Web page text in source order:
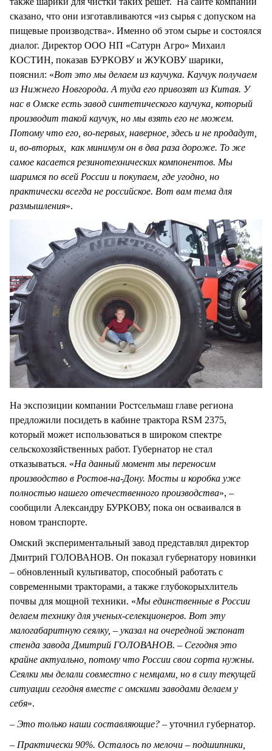
сказано, что они изготавливаются «из сырья с допуском на
пищевые производства». Именно об этом сырье и состоялся
диалог. Директор ООО НП «Сатурн Агро» Михаил
КОСТИН, показав БУРКОВУ и ЖУКОВУ шарики,
пояснил: «Вот это мы делаем из каучука. Каучук получаем
из Нижнего Новгорода. А туда его привозят из Китая. У
нас в Омске есть завод синтетического каучука, который
производит такой каучук, но мы взять его не можем.
Потому что его, во-первых, наверное, здесь и не продадут,
и, во-вторых, как минимум он в два раза дороже. То же
самое касается резинотехнических компонентов. Мы
шаримся по всей России и покупаем, где угодно, но
практически всегда не российское. Вот вам тема для
размышления».
На экспозиции компании Ростсельмаш главе региона
предложили посидеть в кабине трактора RSM 2375,
который может использоваться в широком спектре
сельскохозяйственных работ. Губернатор не стал
отказываться. «На данный момент мы переносим
производство в Ростов-на-Дону. Мосты и коробка уже
полностью нашего отечественного производства», –
сообщили Александру БУРКОВУ, пока он осваивался в
новом транспорте.
Омский экспериментальный завод представлял директор
Дмитрий ГОЛОВАНОВ. Он показал губернатору новинки
– обновленный культиватор, способный работать с
современными тракторами, а также глубокорыхлитель
почвы для мощной техники. «Мы единственные в России
делаем технику для ученых-селекционеров. Вот эту
малогабаритную сеялку, – указал на очередной экспонат
стенда завода Дмитрий ГОЛОВАНОВ. – Сегодня это
крайне актуально, потому что России свои сорта нужны.
Сеялки мы делали совместно с немцами, но в силу текущей
ситуации сегодня вместе с омскими заводами делаем у
себя».
– Это только наши составляющие? – уточнил губернатор.
– Практически 90%. Осталось по мелочи – подшипники,